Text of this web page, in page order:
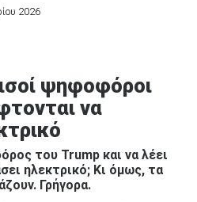
2026
ψηφοφόροι
να
του Trump και να λέει
ηλεκτρικό; Κι όμως, τα
Γρήγορα.